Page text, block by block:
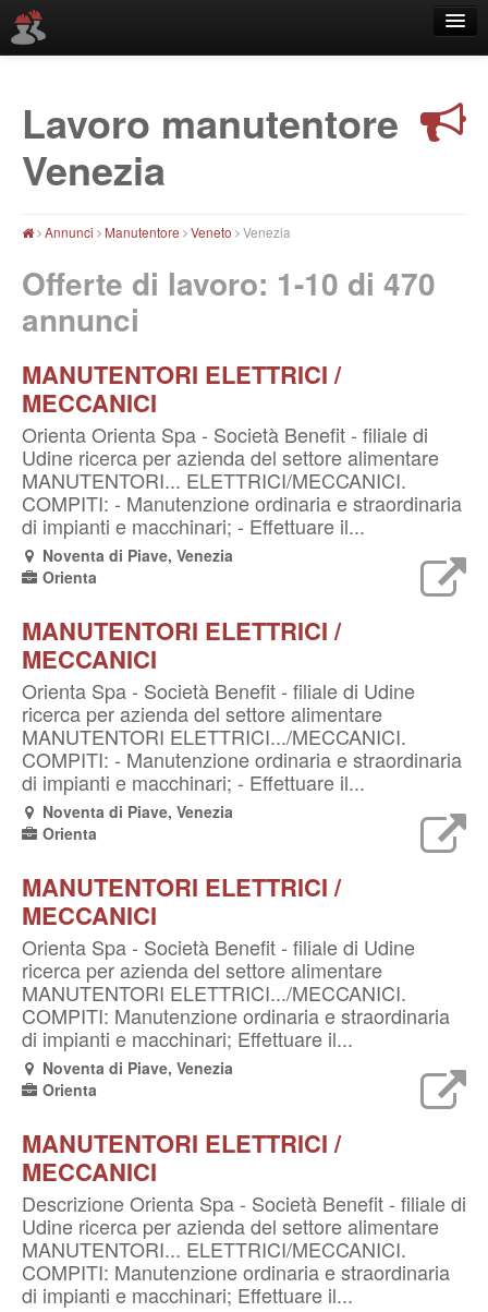
Località
Lavoro manutentore
Venezia
Annunci Manutentore Veneto Venezia
Offerte di lavoro: 1-10 di 470
annunci
MANUTENTORI ELETTRICI /
MECCANICI
Orienta Orienta Spa - Società Benefit - filiale di
Udine ricerca per azienda del settore alimentare
MANUTENTORI... ELETTRICI/MECCANICI.
COMPITI: - Manutenzione ordinaria e straordinaria
di impianti e macchinari; - Effettuare il...
Noventa di Piave, Venezia
Orienta
MANUTENTORI ELETTRICI /
MECCANICI
Orienta Spa - Società Benefit - filiale di Udine
ricerca per azienda del settore alimentare
MANUTENTORI ELETTRICI.../MECCANICI.
COMPITI: - Manutenzione ordinaria e straordinaria
di impianti e macchinari; - Effettuare il...
Noventa di Piave, Venezia
Orienta
MANUTENTORI ELETTRICI /
MECCANICI
Orienta Spa - Società Benefit - filiale di Udine
ricerca per azienda del settore alimentare
MANUTENTORI ELETTRICI.../MECCANICI.
COMPITI: Manutenzione ordinaria e straordinaria
di impianti e macchinari; Effettuare il...
Noventa di Piave, Venezia
Orienta
MANUTENTORI ELETTRICI /
MECCANICI
Descrizione Orienta Spa - Società Benefit - filiale di
Udine ricerca per azienda del settore alimentare
MANUTENTORI... ELETTRICI/MECCANICI.
COMPITI: Manutenzione ordinaria e straordinaria
di impianti e macchinari; Effettuare il...